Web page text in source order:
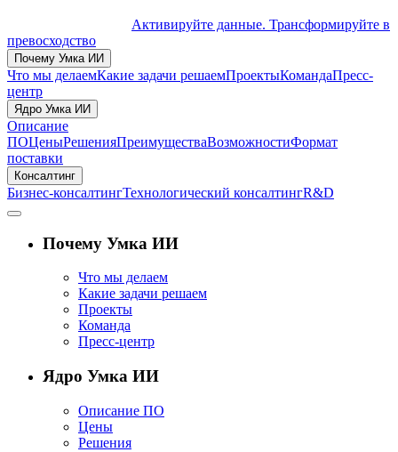
Активируйте данные. Трансформируйте в
превосходство
Почему Умка ИИ
Что мы делаемКакие задачи решаемПроектыКомандаПресс-
центр
Ядро Умка ИИ
Описание
ПОЦеныРешенияПреимуществаВозможностиФормат
поставки
Консалтинг
Бизнес-консалтингТехнологический консалтингR&D
Почему Умка ИИ
Что мы делаем
Какие задачи решаем
Проекты
Команда
Пресс-центр
Ядро Умка ИИ
Описание ПО
Цены
Решения